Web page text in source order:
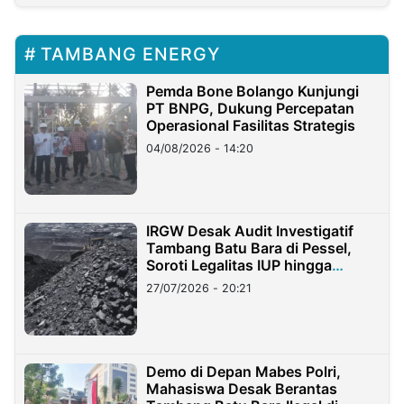
TAMBANG ENERGY
Pemda Bone Bolango Kunjungi
PT BNPG, Dukung Percepatan
Operasional Fasilitas Strategis
04/08/2026 - 14:20
IRGW Desak Audit Investigatif
Tambang Batu Bara di Pessel,
Soroti Legalitas IUP hingga
Stockpile
27/07/2026 - 20:21
Demo di Depan Mabes Polri,
Mahasiswa Desak Berantas